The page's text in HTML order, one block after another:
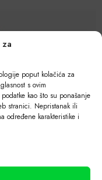
poput kolačića za
s ovim
kao što su ponašanje
stranici. Nepristanak ili
određene karakteristike i